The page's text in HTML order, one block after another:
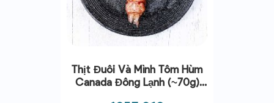
Thịt Đuôi Và Mình Tôm Hùm
Canada Đông Lạnh (~70g)